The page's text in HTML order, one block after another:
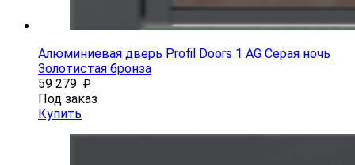
Алюминиевая дверь Profil Doors 1 AG Серая ночь
Золотистая бронза
59 279 ₽
Под заказ
Купить